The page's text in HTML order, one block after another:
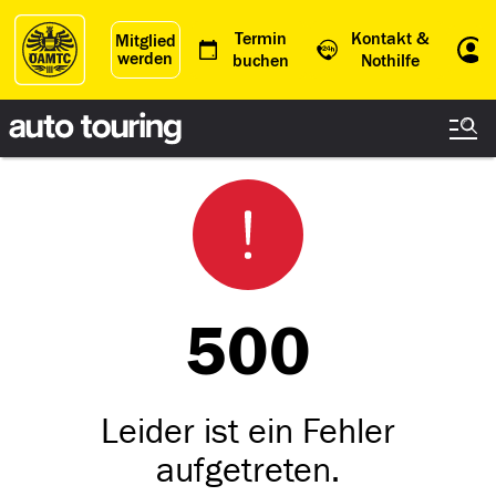
Mitglied
werden
Termin
buchen
Kontakt &
Nothilfe
500
Leider ist ein Fehler
aufgetreten.